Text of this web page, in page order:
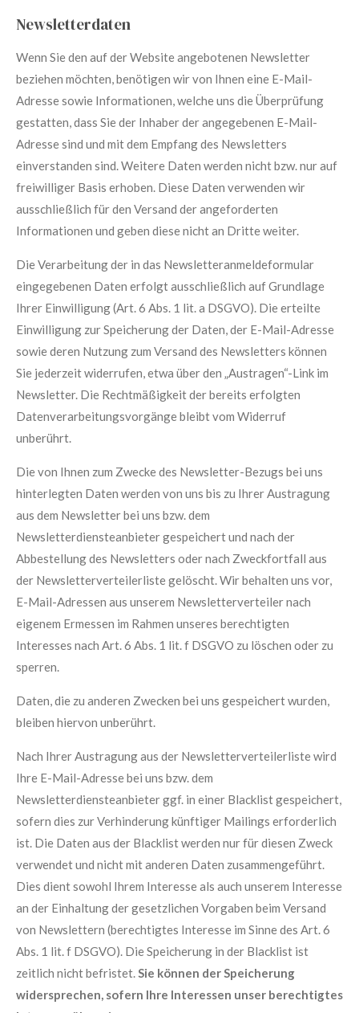
Newsletter­daten
Wenn Sie den auf der Website angebotenen Newsletter
beziehen möchten, benötigen wir von Ihnen eine E-Mail-
Adresse sowie Informationen, welche uns die Überprüfung
gestatten, dass Sie der Inhaber der angegebenen E-Mail-
Adresse sind und mit dem Empfang des Newsletters
einverstanden sind. Weitere Daten werden nicht bzw. nur auf
freiwilliger Basis erhoben. Diese Daten verwenden wir
ausschließlich für den Versand der angeforderten
Informationen und geben diese nicht an Dritte weiter.
Die Verarbeitung der in das Newsletteranmeldeformular
eingegebenen Daten erfolgt ausschließlich auf Grundlage
Ihrer Einwilligung (Art. 6 Abs. 1 lit. a DSGVO). Die erteilte
Einwilligung zur Speicherung der Daten, der E-Mail-Adresse
sowie deren Nutzung zum Versand des Newsletters können
Sie jederzeit widerrufen, etwa über den „Austragen“-Link im
Newsletter. Die Rechtmäßigkeit der bereits erfolgten
Datenverarbeitungsvorgänge bleibt vom Widerruf
unberührt.
Die von Ihnen zum Zwecke des Newsletter-Bezugs bei uns
hinterlegten Daten werden von uns bis zu Ihrer Austragung
aus dem Newsletter bei uns bzw. dem
Newsletterdiensteanbieter gespeichert und nach der
Abbestellung des Newsletters oder nach Zweckfortfall aus
der Newsletterverteilerliste gelöscht. Wir behalten uns vor,
E-Mail-Adressen aus unserem Newsletterverteiler nach
eigenem Ermessen im Rahmen unseres berechtigten
Interesses nach Art. 6 Abs. 1 lit. f DSGVO zu löschen oder zu
sperren.
Daten, die zu anderen Zwecken bei uns gespeichert wurden,
bleiben hiervon unberührt.
Nach Ihrer Austragung aus der Newsletterverteilerliste wird
Ihre E-Mail-Adresse bei uns bzw. dem
Newsletterdiensteanbieter ggf. in einer Blacklist gespeichert,
sofern dies zur Verhinderung künftiger Mailings erforderlich
ist. Die Daten aus der Blacklist werden nur für diesen Zweck
verwendet und nicht mit anderen Daten zusammengeführt.
Dies dient sowohl Ihrem Interesse als auch unserem Interesse
an der Einhaltung der gesetzlichen Vorgaben beim Versand
von Newslettern (berechtigtes Interesse im Sinne des Art. 6
Abs. 1 lit. f DSGVO). Die Speicherung in der Blacklist ist
zeitlich nicht befristet. Sie können der Speicherung
widersprechen, sofern Ihre Interessen unser berechtigtes